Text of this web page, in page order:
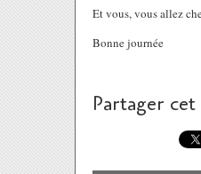
Et vous, vous allez
Bonne journée
Partager